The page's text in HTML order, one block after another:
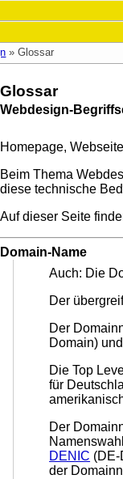
»Glossar
Glossar
Webdesign-
Homepage,
Beim Thema
diese technische
Auf dieser Seite
Domain-Name
Auch: Die
Der
Der
Domain)
Die Top
für
Der
DENIC (DE-
der